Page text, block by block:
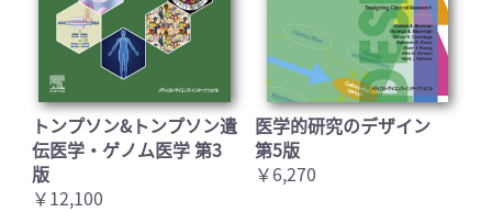
カートへ進む
トンプソン&トンプソン遺
伝医学・ゲノム医学 第3
版
￥12,100
医学的研究のデザイン
第5版
￥6,270